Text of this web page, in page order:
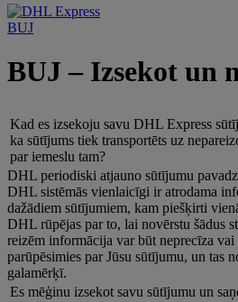
BUJ
BUJ – Izsekot un
Kad es izsekoju savu DHL Express
ka sūtījums tiek transportēts uz
par iemeslu tam?
DHL periodiski atjauno sūtījumu
DHL sistēmās vienlaicīgi ir atrodama
dažādiem sūtījumiem, kam piešķirti
DHL rūpējas par to, lai novērstu šādus
reizēm informācija var būt neprecīza vai
parūpēsimies par Jūsu sūtījumu, un tas
galamērķī.
Es mēģinu izsekot savu sūtījumu un